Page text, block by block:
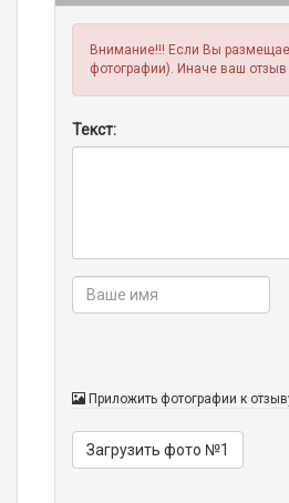
Внимание!!! Если Вы
фотографии). Иначе ваш
Текст:
Приложить фотографии к
Загрузить фото №1